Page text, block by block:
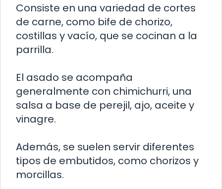
Consiste en una variedad de cortes
de carne, como bife de chorizo,
costillas y vacío, que se cocinan a la
parrilla.
El asado se acompaña
generalmente con chimichurri, una
salsa a base de perejil, ajo, aceite y
vinagre.
Además, se suelen servir diferentes
tipos de embutidos, como chorizos y
morcillas.